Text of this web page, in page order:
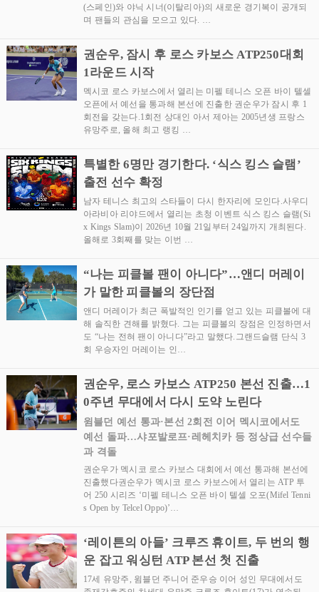
(스페인)와 야닉 시너(이탈리아)의 새로운 경기복이 공개되
며 팬들의 관심을 모으고 있다. …
권순우, 잠시 후 로스 카보스 ATP250대회
1라운드 시작
멕시코 로스 카보스에서 열리는 미펠 테니스 오픈 바이 텔셀
오픈에서 예선을 통과해 본선에 진출한 권순우가 잠시 후 1
회전을 갖는다.1회전 상대인 아서 제아는 2005년생 프랑스
유망주로, 올해 최고 랭킹 …
특별한 6명만 경기한다. ‘식스 킹스 슬램’
출전 선수 확정
남자 테니스 최고의 스타들이 다시 한자리에 모인다.사우디
아라비아 리야드에서 열리는 초청 이벤트 식스 킹스 슬램(Si
x Kings Slam)이 2026년 10월 21일부터 24일까지 개최된다.
올해로 3회째를 맞는 이번 …
“나는 피클볼 팬이 아니다”…앤디 머레이
가 말한 피클볼의 장단점
앤디 머레이가 최근 폭발적인 인기를 얻고 있는 피클볼에 대
해 솔직한 견해를 밝혔다. 그는 피클볼의 장점은 인정하면서
도 “나는 전혀 팬이 아니다”라고 말했다.그랜드슬램 단식 3
회 우승자인 머레이는 인…
권순우, 로스 카보스 ATP250 본선 진출…1
0주년 무대에서 다시 도약 노린다
윔블던 예선 통과·본선 2회전 이어 멕시코에서도
예선 돌파…샤포발로프·레헤치카 등 정상급 선수들
과 격돌
권순우가 멕시코 로스 카보스 대회에서 예선 통과해 본선에
진출했다권순우가 멕시코 로스 카보스에서 열리는 ATP 투
어 250 시리즈 ‘미펠 테니스 오픈 바이 텔셀 오포(Mifel Tenni
s Open by Telcel Oppo)’…
‘레이튼의 아들’ 크루즈 휴이트, 두 번의 행
운 잡고 워싱턴 ATP 본선 첫 진출
17세 유망주, 윔블던 주니어 준우승 이어 성인 무대에서도